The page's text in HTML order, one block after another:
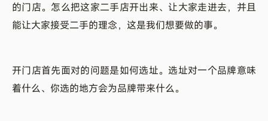
的门店。怎么把这家二手店开出来、让大家走进去，并且
能让大家接受二手的理念，这是我们想要做的事。
开门店首先面对的问题是如何选址。选址对一个品牌意味
着什么、你选的地方会为品牌带来什么。